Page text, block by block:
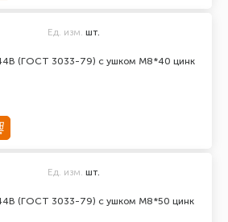
(ГОСТ 3033-79) с ушком М8*40 цинк
Ед. изм. шт.
(ГОСТ 3033-79) с ушком М8*50 цинк
Ед. изм. шт.